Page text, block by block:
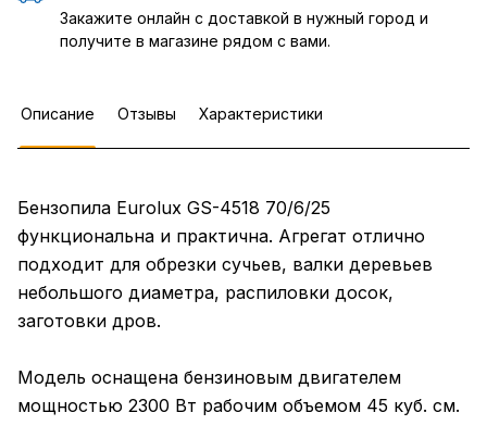
Закажите онлайн с доставкой в нужный город и
получите в магазине рядом с вами.
Описание Отзывы Характеристики
Бензопила Eurolux GS-4518 70/6/25
функциональна и практична. Агрегат отлично
подходит для обрезки сучьев, валки деревьев
небольшого диаметра, распиловки досок,
заготовки дров.
Модель оснащена бензиновым двигателем
мощностью 2300 Вт рабочим объемом 45 куб. см.